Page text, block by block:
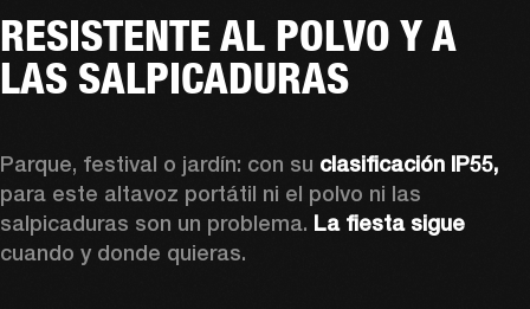
RESISTENTE AL POLVO Y A
LAS SALPICADURAS
Parque, festival o jardín: con su
para este altavoz portátil ni el polvo ni las
salpicaduras son un problema. La fiesta sigue
cuando y donde quieras.